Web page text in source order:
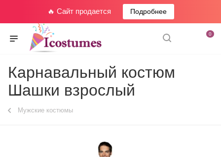
🔥 Сайт продается Подробнее
0
Карнавальный костюм
Шашки взрослый
Мужские костюмы